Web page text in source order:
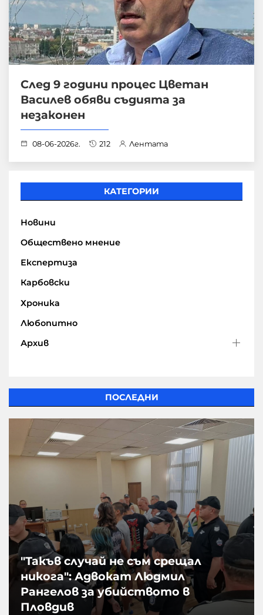
След 9 години процес Цветан
Василев обяви съдията за
незаконен
08-06-2026г. 212 Лентата
КАТЕГОРИИ
Новини
Обществено мнение
Експертиза
Карбовски
Хроника
Любопитно
Архив
ПОСЛЕДНИ
"Такъв случай не съм срещал
никога": Адвокат Людмил
Рангелов за убийството в
Пловдив